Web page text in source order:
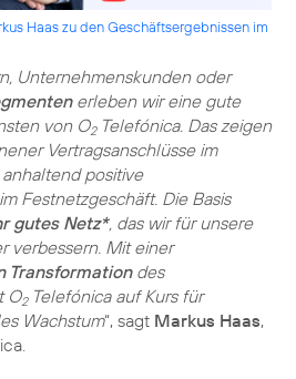
Haas zu den Geschäftsergebnissen im
Unternehmenskunden oder
erleben wir eine gute
von O2Telefónica. Das zeigen
Vertragsanschlüsse im
positive
Festnetzgeschäft. Die Basis
gutes Netz*, das wir für unsere
verbessern. Mit einer
Transformationdes
O2Telefónica auf Kurs für
Wachstum“, sagt Markus Haas,